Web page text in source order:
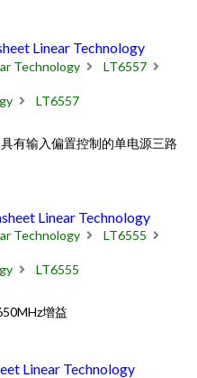
Linear Technology
Technology
LT6557
LT6557
有输入偏置控制的单电源三路
Linear Technology
Technology
LT6555
LT6555
增益
Linear Technology